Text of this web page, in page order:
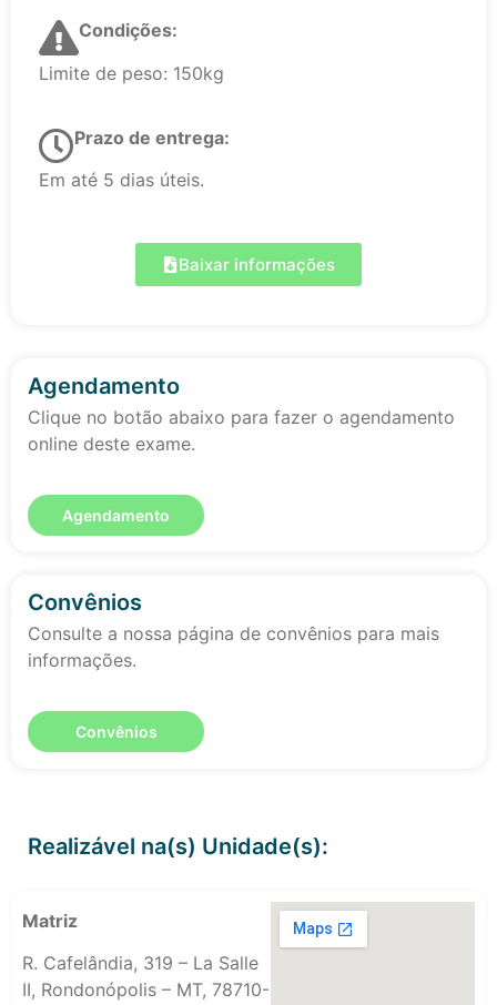
Condições:
Limite de peso: 150kg
Prazo de entrega:
Em até 5 dias úteis.
Baixar informações
Agendamento
Clique no botão abaixo para fazer o agendamento
online deste exame.
Agendamento
Convênios
Consulte a nossa página de convênios para mais
informações.
Convênios
Realizável na(s) Unidade(s):
Matriz
R. Cafelândia, 319 – La Salle
II, Rondonópolis – MT, 78710-